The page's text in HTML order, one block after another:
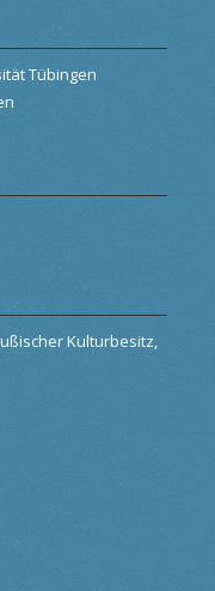
Tübingen
Kulturbesitz,